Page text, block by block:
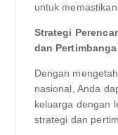
untuk
Strategi
dan
Dengan
nasional, Anda
keluarga dengan
strategi dan